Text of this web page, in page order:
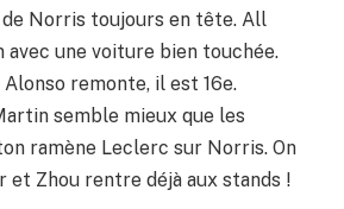
de Norris toujours en tête. All
avec une voiture bien touchée.
remonte, il est 16e.
semble mieux que les
ramène Leclerc sur Norris. On
et Zhou rentre déjà aux stands !